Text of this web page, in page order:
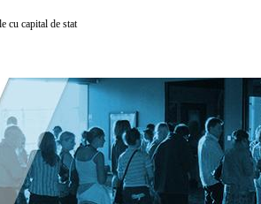
cu capital de stat